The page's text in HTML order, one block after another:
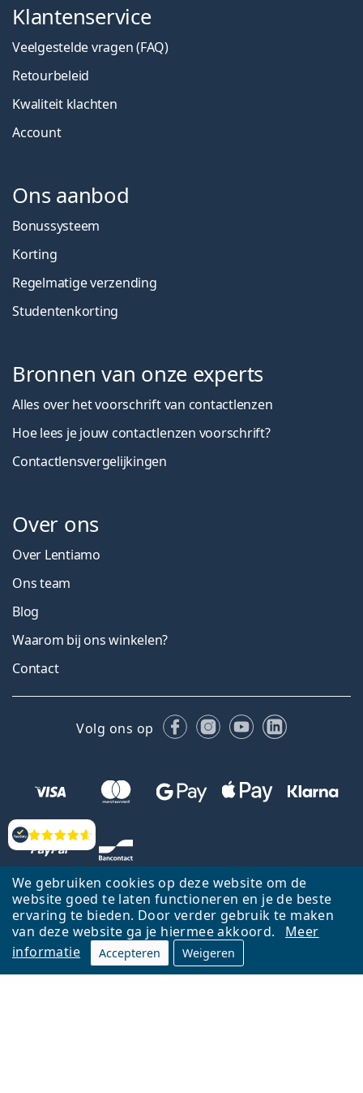
We gebruiken cookies op deze website om de
website goed te laten functioneren en je de beste
ervaring te bieden. Door verder gebruik te maken
van deze website ga je hiermee akkoord.
Meer
informatie
Accepteren Weigeren
Beoordelingen
Klantenservice
Veelgestelde vragen (FAQ)
Retourbeleid
Kwaliteit klachten
Account
Ons aanbod
Bonussysteem
Korting
Regelmatige verzending
Studentenkorting
Bronnen van onze experts
Alles over het voorschrift van contactlenzen
Hoe lees je jouw contactlenzen voorschrift?
Contactlensvergelijkingen
Over ons
Over Lentiamo
Ons team
Blog
Waarom bij ons winkelen?
Contact
Volg ons op FacebookInstagram
YouTubeLinkedIn
Terug naar de homepagina Ga omhoog